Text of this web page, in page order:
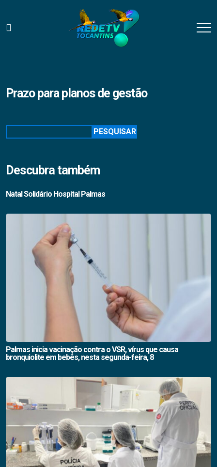
Prazo para planos de gestão
PESQUISAR
Descubra também
Natal Solidário Hospital Palmas
Palmas inicia vacinação contra o VSR, vírus que causa
bronquiolite em bebês, nesta segunda-feira, 8